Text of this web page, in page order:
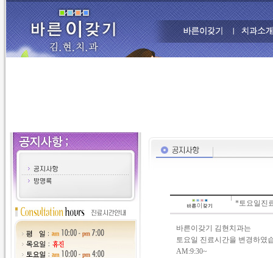
*토요일진
바른이갖기 김현치과는
토요일 진료시간을 변경하였
AM:9:30~